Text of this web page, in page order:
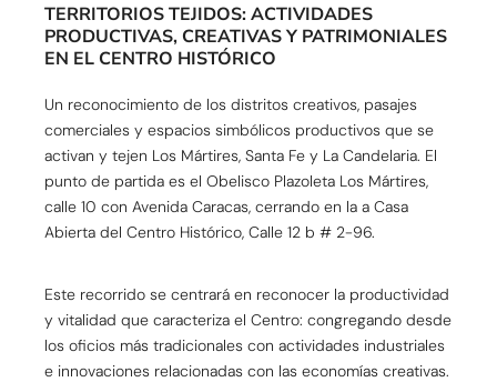
TERRITORIOS TEJIDOS: ACTIVIDADES
PRODUCTIVAS, CREATIVAS Y PATRIMONIALES
EN EL CENTRO HISTÓRICO
Un reconocimiento de los distritos creativos, pasajes
comerciales y espacios simbólicos productivos que se
activan y tejen Los Mártires, Santa Fe y La Candelaria. El
punto de partida es el Obelisco Plazoleta Los Mártires,
calle 10 con Avenida Caracas, cerrando en la a Casa
Abierta del Centro Histórico, Calle 12 b # 2-96.
Este recorrido se centrará en reconocer la productividad
y vitalidad que caracteriza el Centro: congregando desde
los oficios más tradicionales con actividades industriales
e innovaciones relacionadas con las economías creativas.